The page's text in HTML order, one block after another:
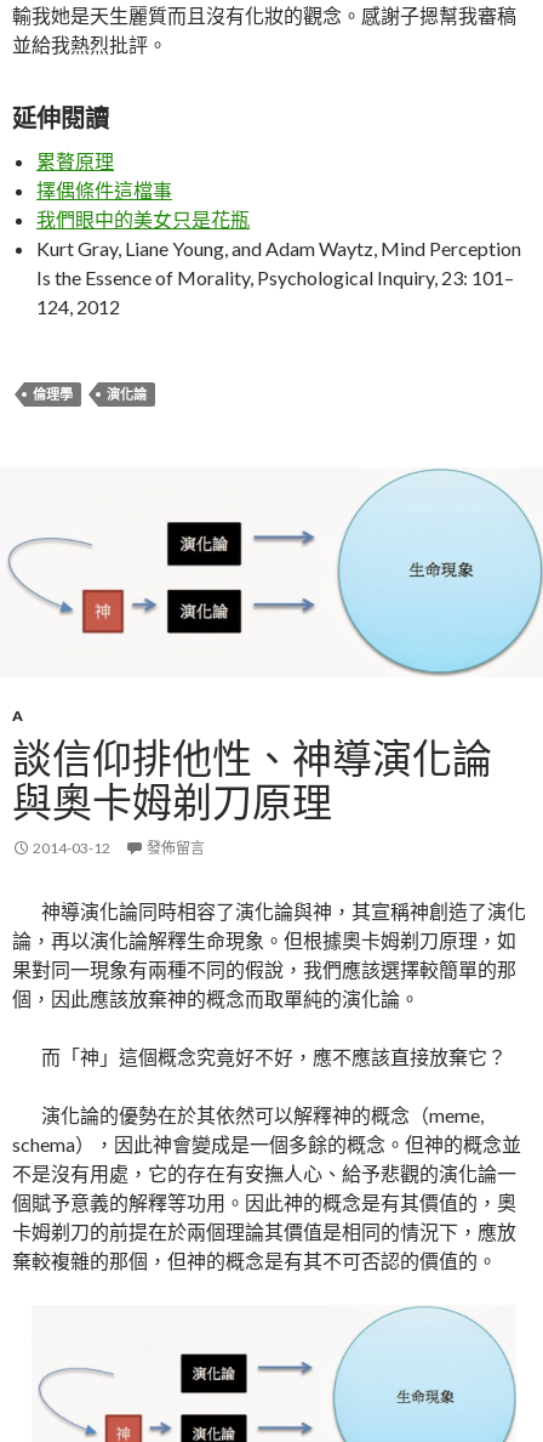
輸我她是天生麗質而且沒有化妝的觀念。感謝子摁幫我審稿
並給我熱烈批評。
延伸閱讀
累贅原理
擇偶條件這檔事
我們眼中的美女只是花瓶
Kurt Gray, Liane Young, and Adam Waytz, Mind Perception
Is the Essence of Morality, Psychological Inquiry, 23: 101–
124, 2012
倫理學 演化論
A
談信仰排他性、神導演化論
與奧卡姆剃刀原理
2014-03-12 發佈留言
神導演化論同時相容了演化論與神，其宣稱神創造了演化
論，再以演化論解釋生命現象。但根據奧卡姆剃刀原理，如
果對同一現象有兩種不同的假說，我們應該選擇較簡單的那
個，因此應該放棄神的概念而取單純的演化論。
而「神」這個概念究竟好不好，應不應該直接放棄它？
演化論的優勢在於其依然可以解釋神的概念（meme,
schema），因此神會變成是一個多餘的概念。但神的概念並
不是沒有用處，它的存在有安撫人心、給予悲觀的演化論一
個賦予意義的解釋等功用。因此神的概念是有其價值的，奧
卡姆剃刀的前提在於兩個理論其價值是相同的情況下，應放
棄較複雜的那個，但神的概念是有其不可否認的價值的。